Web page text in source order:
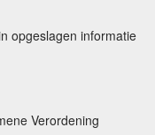
opgeslagen informatie
Verordening